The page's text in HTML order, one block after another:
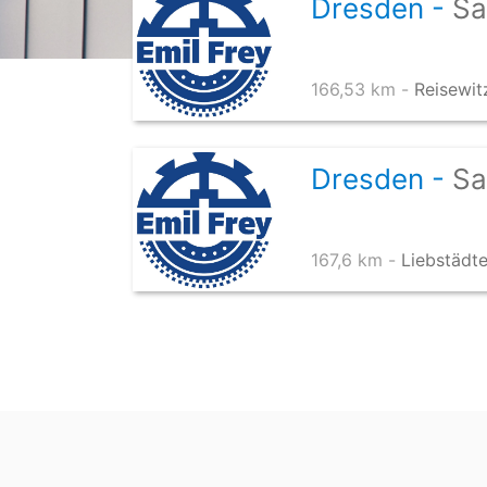
Dresden -
166,53 km -
Dresden -
167,6 km -